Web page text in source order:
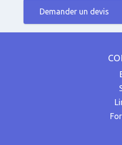
Demander un devis